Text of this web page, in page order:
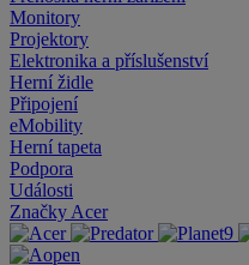
Monitory
Projektory
Elektronika a příslušenství
Herní židle
Připojení
eMobility
Herní tapeta
Podpora
Události
Značky Acer